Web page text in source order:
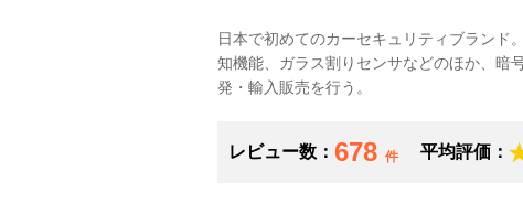
日本で初めてのカーセキュリティブランド
知機能、ガラス割りセンサなどのほか、暗
発・輸入販売を行う。
レビュー数： 678 件 平均評価：